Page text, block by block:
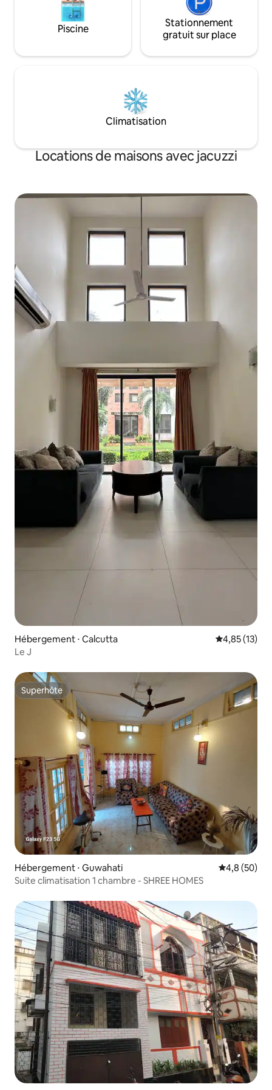
Piscine
Stationnement
gratuit sur place
Climatisation
Locations de maisons avec jacuzzi
Hébergement ⋅ Calcutta Évaluation
4,85 (13)
Le J
Superhôte
Superhôte
Hébergement ⋅ Guwahati Évaluation
4,8 (50)
Suite climatisation 1 chambre - SHREE HOMES